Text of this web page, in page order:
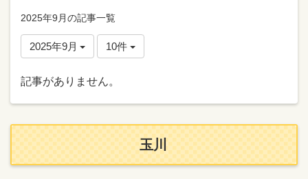
2025年9月の記事一覧
2025年9月 10件
記事がありません。
玉川